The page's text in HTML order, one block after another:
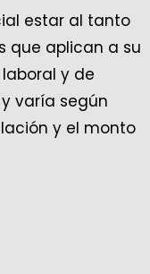
estar al tanto
que aplican a su
y de
varía según
y el monto